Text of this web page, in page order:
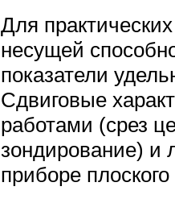
Для
несущей
показатели
Сдвиговые
работами (срез
зондирование) и
приборе